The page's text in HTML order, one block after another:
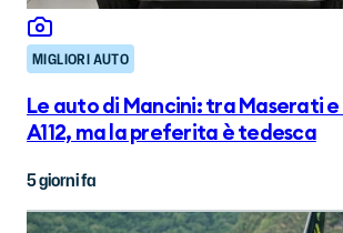
MIGLIORI AUTO
Le auto di Mancini: tra Maserati
A112, ma la preferita è tedesca
5 giorni fa